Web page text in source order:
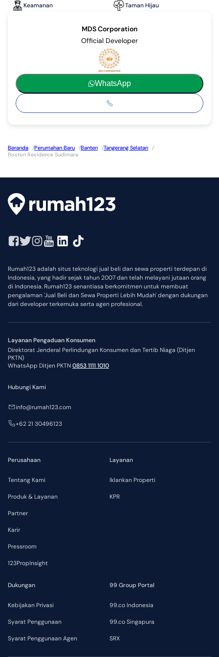
Residence.
Ini adalah informasi umum bagi konsumen. Developer yang ingin
update data properti atau mendapat data enquiry, bisa kontak
Keamanan Taman Hijau
MDS Corporation
Official Developer
WhatsApp
Beranda /Perumahan Baru /Banten /Tangerang Selatan
/
Boston Residence Sudimara
Rumah123 adalah situs teknologi jual beli dan sewa properti terdepan di
Indonesia, yang hadir sejak tahun 2007 dan telah melayani jutaan orang
di Indonesia. Rumah123 senantiasa berkomitmen untuk membuat
pengalaman 'Jual Beli dan Sewa Properti Lebih Mudah' dengan dukungan
dari developer terkemuka serta agen profesional.
Layanan Pengaduan Konsumen
Direktorat Jenderal Perlindungan Konsumen dan Tertib Niaga (Ditjen
PKTN)
WhatsApp Ditjen PKTN0853 1111 1010
Perusahaan
Tentang Kami
Produk & Layanan
Partner
Karir
Pressroom
123PropInsight
Layanan
Iklankan Properti
KPR
Dukungan
Kebijakan Privasi
Syarat Penggunaan
Syarat Penggunaan Agen
99 Group Portal
99.co Indonesia
99.co Singapura
SRX
Hubungi Kami
info@rumah123.com
+62 21 30496123